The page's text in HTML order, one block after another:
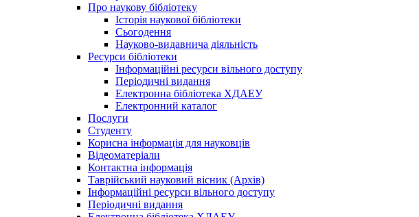
Про наукову бібліотеку
Історія наукової бібліотеки
Сьогодення
Науково-видавнича діяльність
Ресурси бібліотеки
Інформаційні ресурси вільного доступу
Періодичні видання
Електронна бібліотека ХДАЕУ
Електронний каталог
Послуги
Студенту
Корисна інформація для науковців
Відеоматеріали
Контактна інформація
Таврійський науковий вісник (Архів)
Інформаційні ресурси вільного доступу
Періодичні видання